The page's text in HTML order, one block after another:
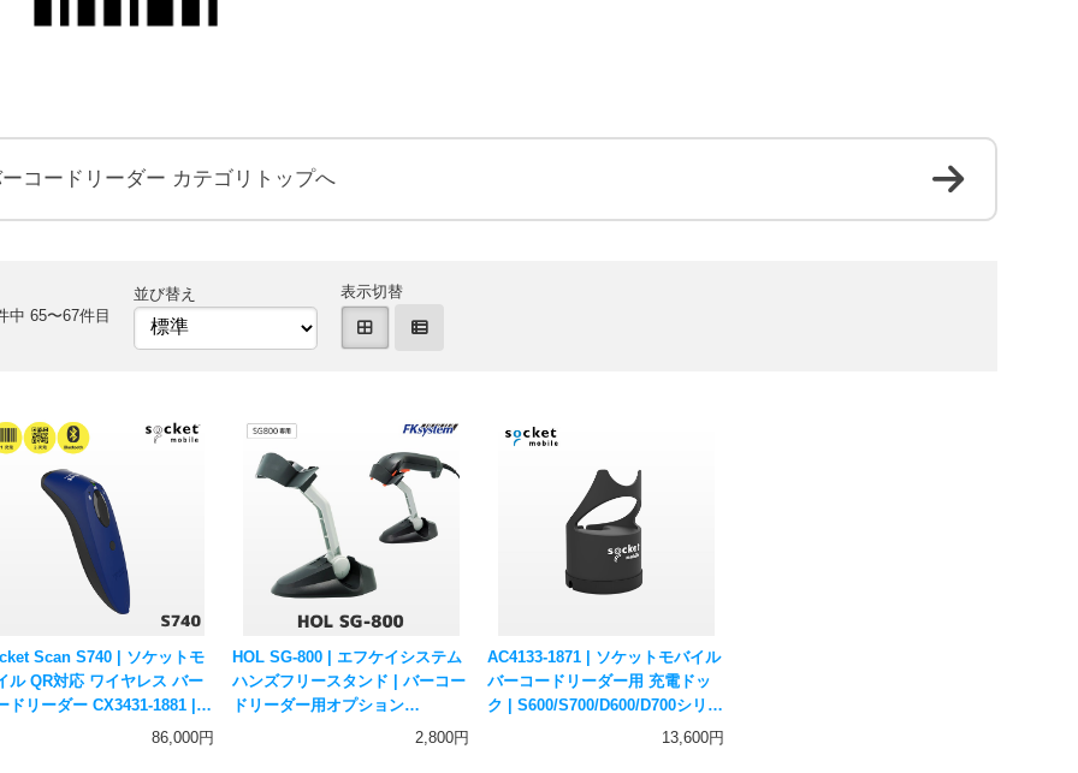
コードリーダー カテゴリトップへ
中 65〜67件目
並び替え 表示切替
Scan S740 | ソケットモ
ル QR対応 ワイヤレス バー
ドリーダー CX3431-1881 |
接続 一次元二次元コー
86,000円
HOL SG-800 | エフケイシステム
ハンズフリースタンド | バーコー
ドリーダー用オプション
2,800円
AC4133-1871 | ソケットモバイル
バーコードリーダー用 充電ドッ
ク | S600/S700/D600/D700シリー
ズ対応 充電器 クレードル13,600円